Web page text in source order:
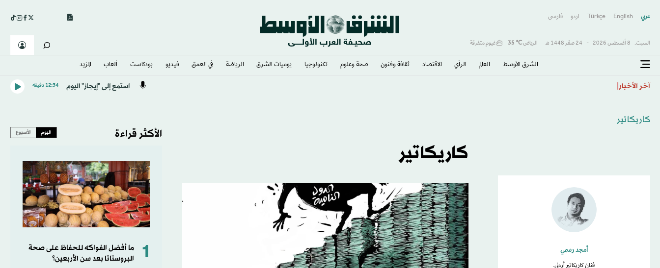
عربي English
Türkçe اردو فارسى
السبت, 8 أغسطس 2026 - 24 صفَر 1448 هـ الرياض℃
35 غيوم متفرقة
الشرق الأوسط​ العالم الرأي الاقتصاد ثقافة وفنون صحة وعلوم تكنولوجيا يوميات الشرق​ الرياضة في العمق فيديو بودكاست ألعاب المزيد
آخر الأخبار استمع إلى "إيجاز" اليوم 12:34 دقيقه
كاريكاتير
أمجد رسمي
فنان كاريكاتير أردني.
كاريكاتير
الأكثر قراءة اليوم الأسبوع
1
ما أفضل الفواكه للحفاظ على صحة
البروستاتا بعد سن الأربعين؟